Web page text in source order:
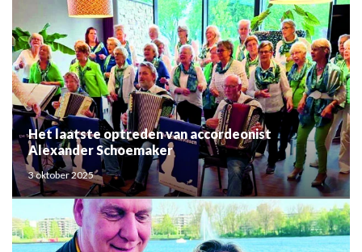
Het laatste optreden van accordeonist
Alexander Schoemaker
3 oktober 2025